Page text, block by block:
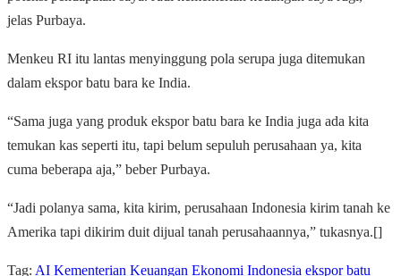
jelas Purbaya.
Menkeu RI itu lantas menyinggung pola serupa juga ditemukan
dalam ekspor batu bara ke India.
“Sama juga yang produk ekspor batu bara ke India juga ada kita
temukan kas seperti itu, tapi belum sepuluh perusahaan ya, kita
cuma beberapa aja,” beber Purbaya.
“Jadi polanya sama, kita kirim, perusahaan Indonesia kirim tanah ke
Amerika tapi dikirim duit dijual tanah perusahaannya,” tukasnya.[]
Tag: AI Kementerian Keuangan Ekonomi Indonesia ekspor batu